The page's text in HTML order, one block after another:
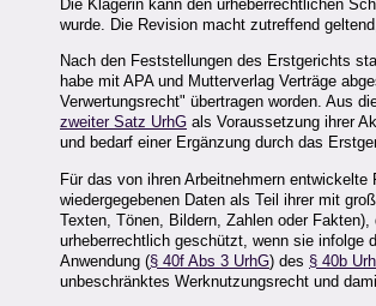
Die Klägerin kann den urheberrechtlichen
wurde. Die Revision macht zutreffend
Nach den Feststellungen des Erstgerichts
habe mit APA und Mutterverlag Verträge
Verwertungsrecht" übertragen worden. Aus
zweiter Satz UrhG als Voraussetzung ihrer
und bedarf einer Ergänzung durch das
Für das von ihren Arbeitnehmern
wiedergegebenen Daten als Teil ihrer mit
Texten, Tönen, Bildern, Zahlen oder
urheberrechtlich geschützt, wenn sie infolge
Anwendung (§ 40f Abs 3 UrhG) des § 40b
unbeschränktes Werknutzungsrecht und